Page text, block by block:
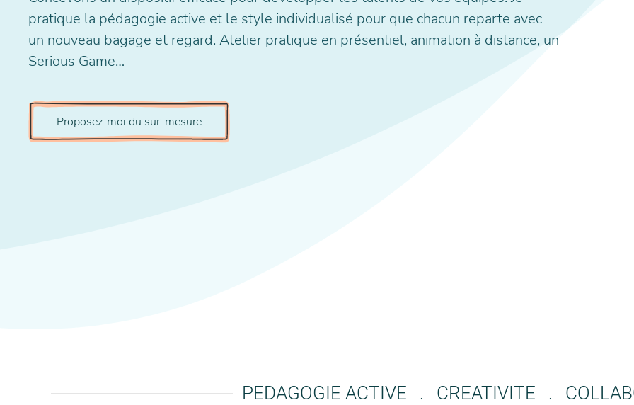
pratique la pédagogie active et le style individualisé pour que chacun reparte avec
un nouveau bagage et regard. Atelier pratique en présentiel, animation à distance, un
Serious Game…
Proposez-moi du sur-mesure
PEDAGOGIE ACTIVE . CREATIVITE .